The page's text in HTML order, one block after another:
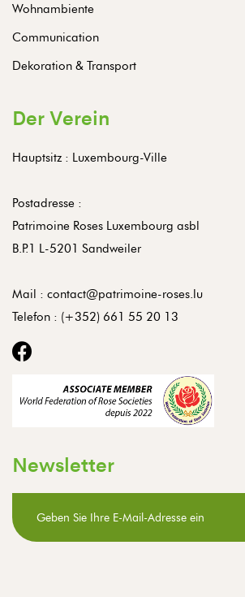
Wohnambiente
Communication
Dekoration & Transport
Der Verein
Hauptsitz : Luxembourg-Ville
Postadresse :
Patrimoine Roses Luxembourg asbl
B.P.1 L-5201 Sandweiler
Mail : contact@patrimoine-roses.lu
Telefon : (+352) 661 55 20 13
Newsletter